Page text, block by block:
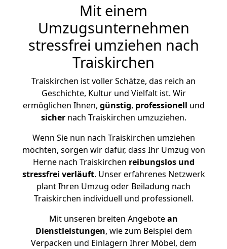
Mit einem
Umzugsunternehmen
stressfrei umziehen nach
Traiskirchen
Traiskirchen ist voller Schätze, das reich an
Geschichte, Kultur und Vielfalt ist. Wir
ermöglichen Ihnen, günstig, professionell und
sichernach Traiskirchen umzuziehen.
Wenn Sie nun nach Traiskirchen umziehen
möchten, sorgen wir dafür, dass Ihr Umzug von
Herne nach Traiskirchen reibungslos und
stressfrei verläuft. Unser erfahrenes Netzwerk
plant Ihren Umzug oder Beiladung nach
Traiskirchen individuell und professionell.
Mit unseren breiten Angebotean
Dienstleistungen, wie zum Beispiel dem
Verpacken und Einlagern Ihrer Möbel, dem